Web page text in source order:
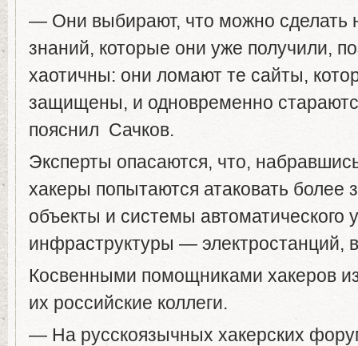
— Они выбирают, что можно сделать
знаний, которые они уже получили,
хаотичны: они ломают те сайты,
защищены, и одновременно
пояснил Сачков.
Эксперты опасаются, что,
хакеры попытаются атаковать
объекты и системы автоматического
инфраструктуры — электростанций,
Косвенными помощниками хакеров
их российские коллеги.
— На русскоязычных хакерских